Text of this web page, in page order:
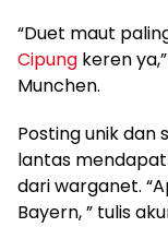
“Duet maut
Cipung keren
Munchen.
Posting unik dan
lantas
dari warganet.
Bayern, ” tulis